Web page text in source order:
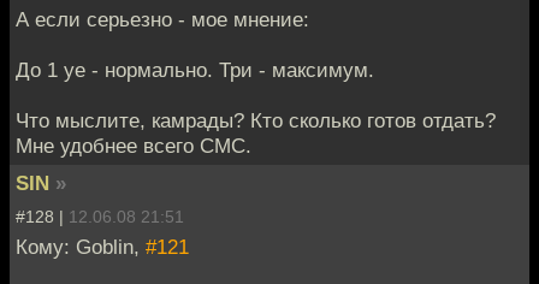
А если серьезно - мое мнение:
До 1 уе - нормально. Три - максимум.
Что мыслите, камрады? Кто сколько готов отдать?
Мне удобнее всего СМС.
SIN »
#128 | 12.06.08 21:51
Кому: Goblin, #121